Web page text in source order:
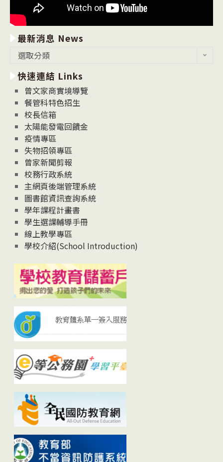
最新消息 News
消
息
News
選取分類
快速連結 Links
曾文家商實境導覽
餐管科特色招生
校長信箱
太陽能發電回饋金
疫情專區
失物招領專區
曾家新聞剪報
校務行政系統
主網頁後端管理系統
圖書館資訊查詢系統
學年課程計畫書
學生選課輔導手冊
線上教學專區
學校介紹(School Introduction)